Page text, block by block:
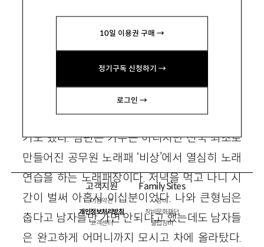
10일 이용권 구매 →
정기구독 신청하기 →
로그인 →
시위와 함께하려 했기 때문이다. 망년회를 겸한
이 자리는 또한 남편의 노래공연을 듣기 위함이
기도 했다. 남편은 가수는 아니지만 전국 최초로
만들어진 공무원 노래패 ‘비상’에서 열심히 노래
연습을 하는 노래패장이다. 저녁을 먹고 나니 시
간이 벌써 아홉시 이십분이었다. 나와 큰형님은
춥다고 남자들만 가면 안되냐고 했는데도 남자들
은 완고하게 어머니까지 모시고 차에 올라탔다.
고객지원
이용약관
개인정보처리방침
고객센터
Family Sites
창비
창비문화재단
클럽창비